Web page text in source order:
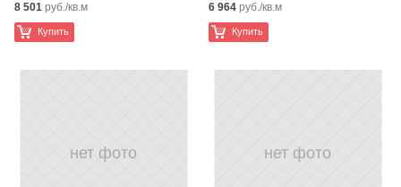
8 501 руб./кв.м
Купить
6 964 руб./кв.м
Купить
нет фото нет фото